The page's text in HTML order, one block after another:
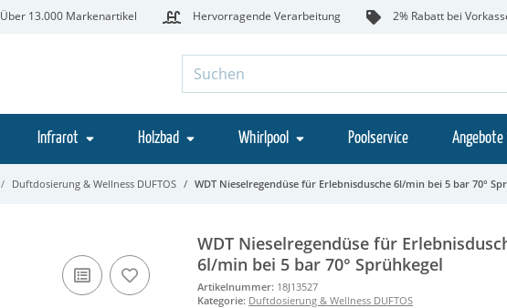
Über 13.000 Markenartikel Hervorragende Verarbeitung 2% Rabatt bei
Infrarot Holzbad Whirlpool Poolservice Angebote
Duftdosierung & Wellness DUFTOS WDT Nieselregendüse für Erlebnisdusche 6l/min bei 5 bar 70°
WDT Nieselregendüse für
6l/min bei 5 bar 70° Sprühkegel
Artikelnummer: 18J13527
Kategorie: Duftdosierung & Wellness DUFTOS